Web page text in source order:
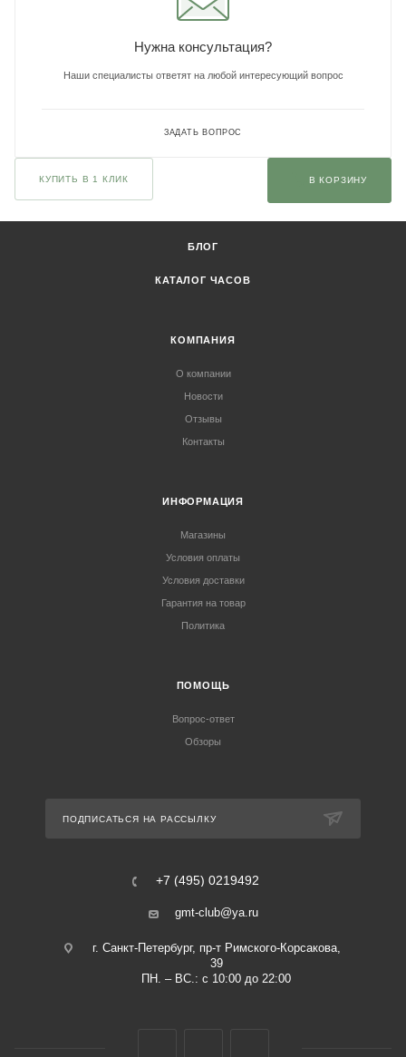
Нужна консультация?
Наши специалисты ответят на любой интересующий вопрос
ЗАДАТЬ ВОПРОС
КУПИТЬ В 1 КЛИК В КОРЗИНУ
БЛОГ
КАТАЛОГ ЧАСОВ
КОМПАНИЯ
О компании
Новости
Отзывы
Контакты
ИНФОРМАЦИЯ
Магазины
Условия оплаты
Условия доставки
Гарантия на товар
Политика
ПОМОЩЬ
Вопрос-ответ
Обзоры
ПОДПИСАТЬСЯ НА РАССЫЛКУ
+7 (495) 0219492
gmt-club@ya.ru
г. Санкт-Петербург, пр-т Римского-Корсакова,
39
ПН. – ВС.: с 10:00 до 22:00